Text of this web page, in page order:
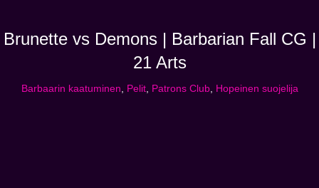
Brunette vs Demons | Barbarian Fall CG |
21 Arts
Barbaarin kaatuminen, Pelit, Patrons Club, Hopeinen suojelija